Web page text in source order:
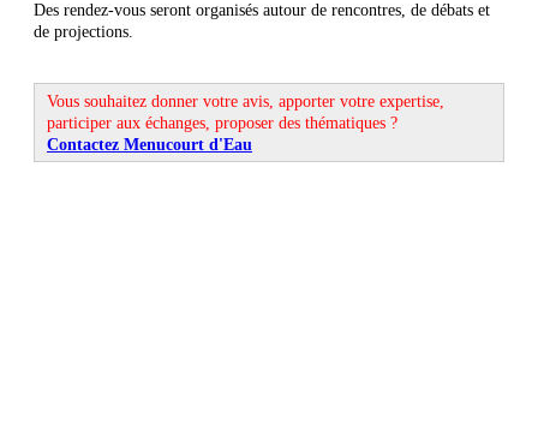
Des rendez-vous seront organisés autour de rencontres, de débats et
de projections.
Vous souhaitez donner votre avis, apporter votre expertise,
participer aux échanges, proposer des thématiques ?
Contactez Menucourt d'Eau